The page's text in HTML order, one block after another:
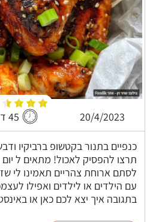
20/4/2023 45 דקות
כנפיים בתנור בקטשופ ברביקיו
תרצו להפסיק לאכול! מתאים ל
לסתם ארוחת צהריים תאמינו לי
עם הילדים או לילדים ואפילו
בתגובה איך יצא לכם כאן או